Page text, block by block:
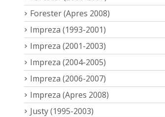
Forester (Apres 2008)
Impreza (1993-2001)
Impreza (2001-2003)
Impreza (2004-2005)
Impreza (2006-2007)
Impreza (Apres 2008)
Justy (1995-2003)